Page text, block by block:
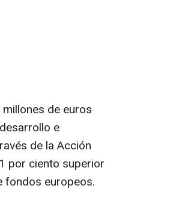
de euros
e
de la Acción
por ciento superior
fondos europeos.